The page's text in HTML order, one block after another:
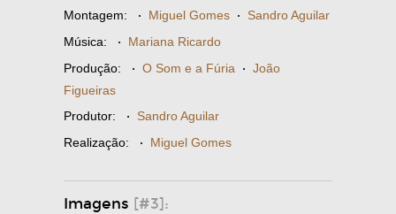
Montagem: · Miguel Gomes · Sandro Aguilar
Música: · Mariana Ricardo
Produção: · O Som e a Fúria · João
Figueiras
Produtor: · Sandro Aguilar
Realização: · Miguel Gomes
Imagens [#3]: